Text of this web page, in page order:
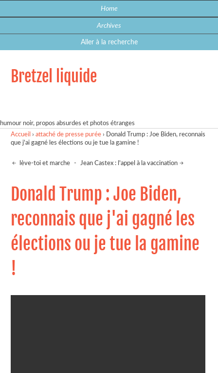
Home
Archives
Aller à la recherche
Bretzel liquide
humour noir, propos absurdes et photos étranges
Accueil ›attaché de presse purée › Donald Trump : Joe Biden, reconnais
que j'ai gagné les élections ou je tue la gamine !
lève-toi et marche - Jean Castex : l'appel à la vaccination
Donald Trump : Joe Biden,
reconnais que j'ai gagné les
élections ou je tue la gamine
!